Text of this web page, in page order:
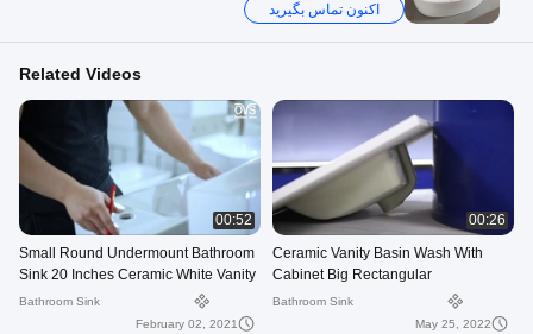
اکنون تماس بگیرید
Related Videos
00:26
Ceramic Vanity Basin Wash With
Cabinet Big Rectangular
610X460X180mm
Bathroom Sink
May 25, 2022
00:52
Small Round Undermount Bathroom
Sink 20 Inches Ceramic White Vanity
Cabinet
Bathroom Sink
February 02, 2021